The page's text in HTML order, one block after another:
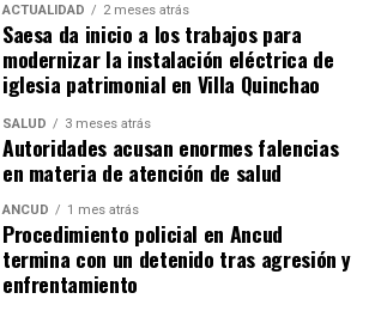
ACTUALIDAD 2 meses atrás
Saesa da inicio a los trabajos para
modernizar la instalación eléctrica de
iglesia patrimonial en Villa Quinchao
SALUD 3 meses atrás
Autoridades acusan enormes falencias
en materia de atención de salud
ANCUD 1 mes atrás
Procedimiento policial en Ancud
termina con un detenido tras agresión y
enfrentamiento